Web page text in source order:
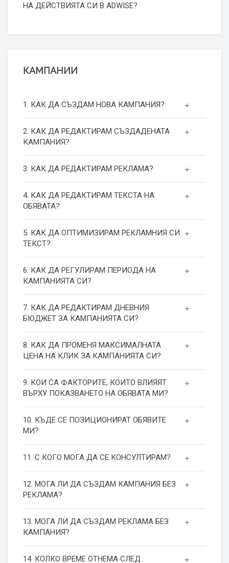
НА ДЕЙСТВИЯТА СИ В ADWISE?
КАМПАНИИ
1. КАК ДА СЪЗДАМ НОВА КАМПАНИЯ?
2. КАК ДА РЕДАКТИРАМ СЪЗДАДЕНАТА
КАМПАНИЯ?
3. КАК ДА РЕДАКТИРАМ РЕКЛАМА?
4. КАК ДА РЕДАКТИРАМ ТЕКСТА НА
ОБЯВАТА?
5. КАК ДА ОПТИМИЗИРАМ РЕКЛАМНИЯ СИ
ТЕКСТ?
6. КАК ДА РЕГУЛИРАМ ПЕРИОДА НА
КАМПАНИЯТА СИ?
7. КАК ДА РЕДАКТИРАМ ДНЕВНИЯ
БЮДЖЕТ ЗА КАМПАНИЯТА СИ?
8. КАК ДА ПРОМЕНЯ МАКСИМАЛНАТА
ЦЕНА НА КЛИК ЗА КАМПАНИЯТА СИ?
9. КОИ СА ФАКТОРИТЕ, КОИТО ВЛИЯЯТ
ВЪРХУ ПОКАЗВАНЕТО НА ОБЯВАТА МИ?
10. КЪДЕ СЕ ПОЗИЦИОНИРАТ ОБЯВИТЕ
МИ?
11. С КОГО МОГА ДА СЕ КОНСУЛТИРАМ?
12. МОГА ЛИ ДА СЪЗДАМ КАМПАНИЯ БЕЗ
РЕКЛАМА?
13. МОГА ЛИ ДА СЪЗДАМ РЕКЛАМА БЕЗ
КАМПАНИЯ?
14. КОЛКО ВРЕМЕ ОТНЕМА СЛЕД